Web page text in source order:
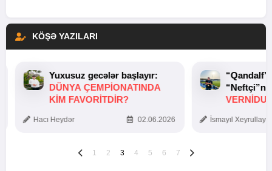
KÖŞƏ YAZILARI
Yuxusuz gecələr başlayır:
DÜNYA ÇEMPIONATINDA
KIM FAVORITDIR?
Hacı Heydər 02.06.2026 İsmayıl
1 2 3 4 5 6 7